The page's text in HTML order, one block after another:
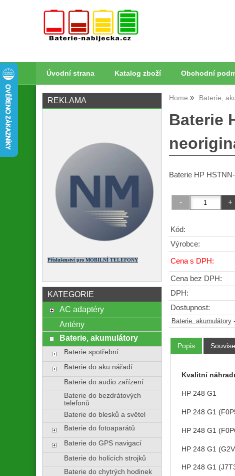
Úvodní strana Katalog zboží Obchodní
Home Baterie,
Baterie
Baterie HP
Kód:
Výrobce:
Cena s DPH:
Cena bez DPH:
DPH:
Dostupnost:
Baterie, akumulátory -
Popis
Kvalitní
HP 248 G1
HP 248 G1
HP 248 G1
HP 248 G1
HP 248 G1
REKLAMA
Příslušenství pro MOBILNÍ TELEFONY
KATEGORIE
AC adaptéry
Antény
Baterie, akumulátory
Baterie spotřební
Baterie do aku nářadí
Baterie do audio zařízení
Baterie do bezdrátových
telefonů
Baterie do blesků a světel
Baterie do fotoaparátů
Baterie do GPS navigací
Baterie do holících strojků
Baterie do chytrých hodinek